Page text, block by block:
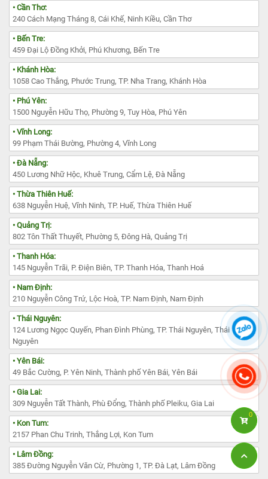
• Cần Thơ:
240 Cách Mạng Tháng 8, Cái Khế, Ninh Kiều, Cần Thơ
• Bến Tre:
459 Đại Lộ Đồng Khởi, Phú Khương, Bến Tre
• Khánh Hòa:
1058 Cao Thắng, Phước Trung, TP. Nha Trang, Khánh Hòa
• Phú Yên:
1500 Nguyễn Hữu Thọ, Phường 9, Tuy Hòa, Phú Yên
• Vĩnh Long:
99 Phạm Thái Bường, Phường 4, Vĩnh Long
• Đà Nẵng:
450 Lương Nhữ Hộc, Khuê Trung, Cẩm Lệ, Đà Nẵng
• Thừa Thiên Huế:
638 Nguyễn Huệ, Vĩnh Ninh, TP. Huế, Thừa Thiên Huế
• Quảng Trị:
802 Tôn Thất Thuyết, Phường 5, Đông Hà, Quảng Trị
• Thanh Hóa:
145 Nguyễn Trãi, P. Điện Biên, TP. Thanh Hóa, Thanh Hoá
• Nam Định:
210 Nguyễn Công Trứ, Lộc Hoà, TP. Nam Định, Nam Định
• Thái Nguyên:
124 Lương Ngọc Quyến, Phan Đình Phùng, TP. Thái Nguyên, Thái
Nguyên
• Yên Bái:
49 Bắc Cường, P. Yên Ninh, Thành phố Yên Bái, Yên Bái
• Gia Lai:
309 Nguyễn Tất Thành, Phù Đổng, Thành phố Pleiku, Gia Lai
• Kon Tum:
2157 Phan Chu Trinh, Thắng Lợi, Kon Tum
• Lâm Đồng:
385 Đường Nguyễn Văn Cừ, Phường 1, TP. Đà Lạt, Lâm Đồng
0